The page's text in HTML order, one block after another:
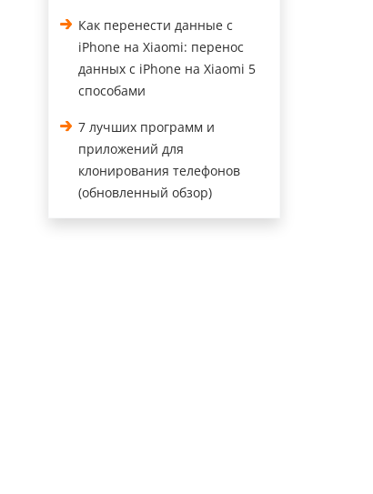
Как перенести данные с
iPhone на Xiaomi: перенос
данных с iPhone на Xiaomi 5
способами
7 лучших программ и
приложений для
клонирования телефонов
(обновленный обзор)